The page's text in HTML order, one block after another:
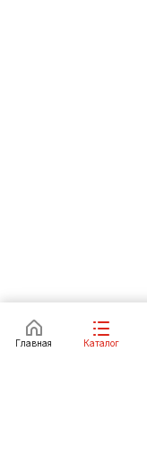
Главная Каталог